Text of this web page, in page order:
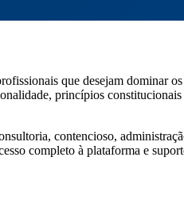
que desejam dominar
princípios
contencioso,
completo à plataforma e